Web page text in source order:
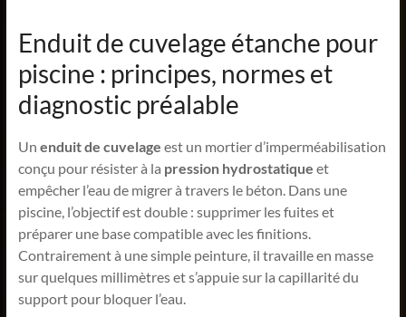
Enduit de cuvelage étanche pour
piscine : principes, normes et
diagnostic préalable
Un enduit de cuvelage est un mortier d’imperméabilisation
conçu pour résister à la pression hydrostatique et
empêcher l’eau de migrer à travers le béton. Dans une
piscine, l’objectif est double : supprimer les fuites et
préparer une base compatible avec les finitions.
Contrairement à une simple peinture, il travaille en masse
sur quelques millimètres et s’appuie sur la capillarité du
support pour bloquer l’eau.